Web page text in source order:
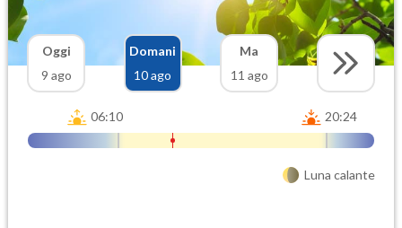
Oggi
9 ago
Domani
10 ago
Ma
11 ago
06:10 20:24
Luna calante